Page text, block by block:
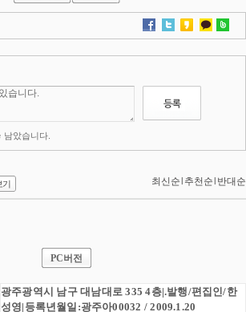
PC버전
광주광역시 남구 대남대로 335 4층|.발행/편집인/한
성영|등록년월일:광주아00032 / 2009.1.20